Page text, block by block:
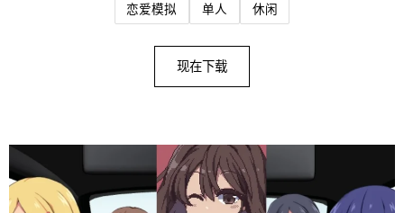
恋爱模拟 单人 休闲
现在下载